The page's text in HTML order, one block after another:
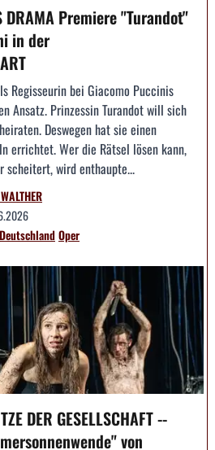
DRAMA Premiere "Turandot"
in der
Regisseurin bei Giacomo Puccinis
Ansatz. Prinzessin Turandot will sich
Deswegen hat sie einen
errichtet. Wer die Rätsel lösen kann,
scheitert, wird enthaupte...
DeutschlandOper
DER GESELLSCHAFT --
von